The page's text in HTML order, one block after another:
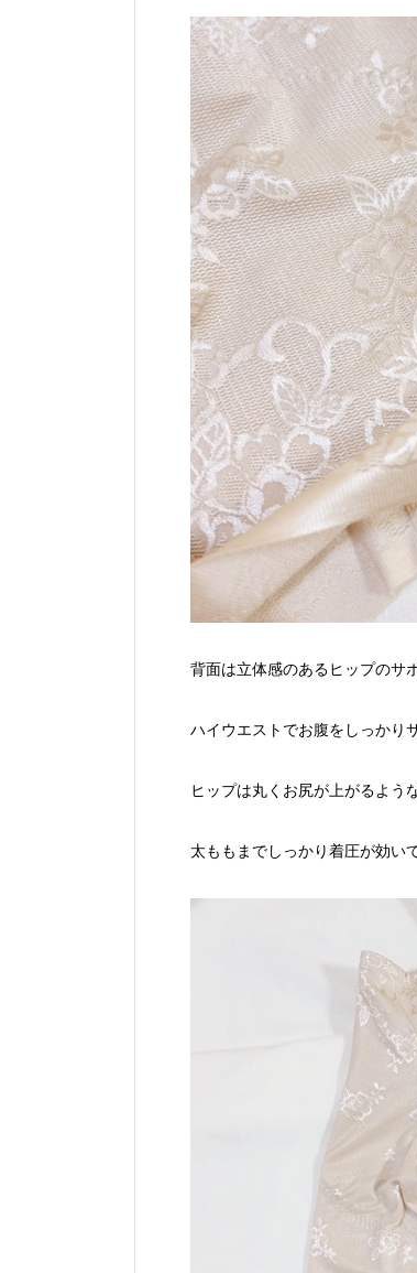
背面は立体感のあるヒップのサ
ハイウエストでお腹をしっかり
ヒップは丸くお尻が上がるよう
太ももまでしっかり着圧が効い